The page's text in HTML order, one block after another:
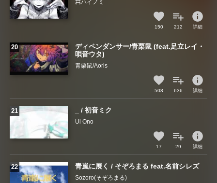
⌘ハイノミ
150 212
info
詳細
ディペンダンサー/青栗鼠 (feat.足立レイ・
唄音ウタ)
青栗鼠/Aoris
508 636
info
詳細
_ / 初音ミク
Ui Ono
17 29
info
詳細
青嵐に展く / そぞろまる feat.名前シレズ
Sozoro(そぞろまる)